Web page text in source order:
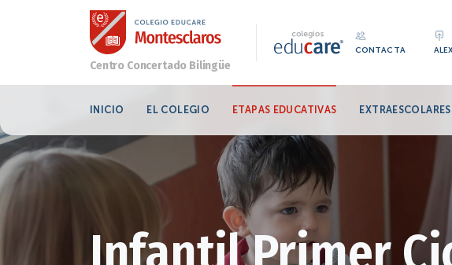
CONTACTA
INICIO EL COLEGIO ETAPAS EDUCATIVAS EXTRAESCOLARES
Infantil Primer